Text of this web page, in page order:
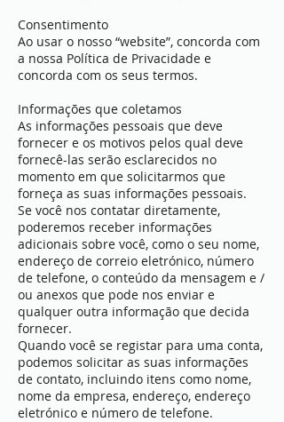
Consentimento
Ao usar o nosso “website”, concorda com
a nossa Política de Privacidade e
concorda com os seus termos.
Informações que coletamos
As informações pessoais que deve
fornecer e os motivos pelos qual deve
fornecê-las serão esclarecidos no
momento em que solicitarmos que
forneça as suas informações pessoais.
Se você nos contatar diretamente,
poderemos receber informações
adicionais sobre você, como o seu nome,
endereço de correio eletrónico, número
de telefone, o conteúdo da mensagem e /
ou anexos que pode nos enviar e
qualquer outra informação que decida
fornecer.
Quando você se registar para uma conta,
podemos solicitar as suas informações
de contato, incluindo itens como nome,
nome da empresa, endereço, endereço
eletrónico e número de telefone.